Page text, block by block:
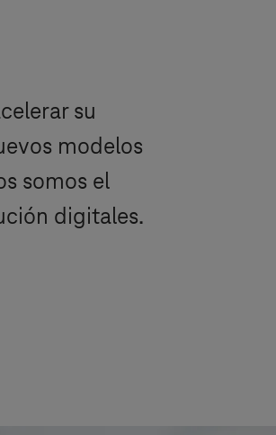
su
modelos
somos el
digitales.